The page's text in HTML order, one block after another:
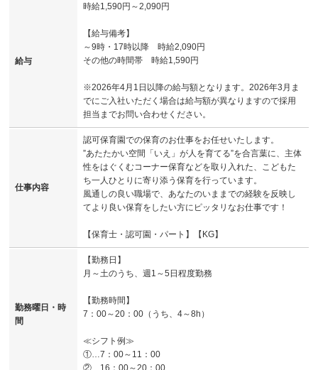
給与
時給1,590円～2,090円
【給与備考】
～9時・17時以降 時給2,090円
その他の時間帯 時給1,590円
※2026年4月1日以降の給与額となります。2026年3月ま
でにご入社いただく場合は給与額が異なりますので採用
担当までお問い合わせください。
仕事内容
認可保育園での保育のお仕事をお任せいたします。
”あたたかい空間「いえ」が人を育てる”を合言葉に、主体
性をはぐくむコーナー保育などを取り入れた、こどもた
ち一人ひとりに寄り添う保育を行っています。
風通しの良い職場で、あなたのいままでの経験を反映し
てより良い保育をしたい方にピッタリなお仕事です！
【保育士・認可園・パート】【KG】
勤務曜日・時
間
【勤務日】
月～土のうち、週1～5日程度勤務
【勤務時間】
7：00～20：00（うち、4～8h）
≪シフト例≫
①…7：00～11：00
②…16：00～20：00